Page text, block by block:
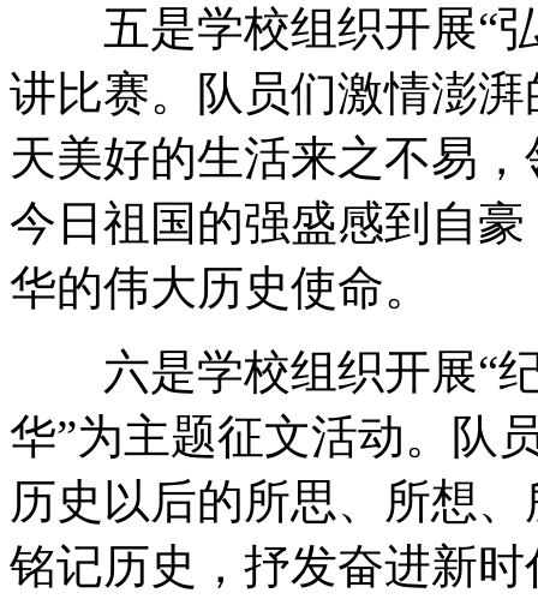
五是学校组织开展“弘
讲比赛。队员们激情澎
天美好的生活来之不易
今日祖国的强盛感到自
华的伟大历史使命。
六是学校组织开展“纪
华”为主题征文活动。队
历史以后的所思、所想
铭记历史，抒发奋进新